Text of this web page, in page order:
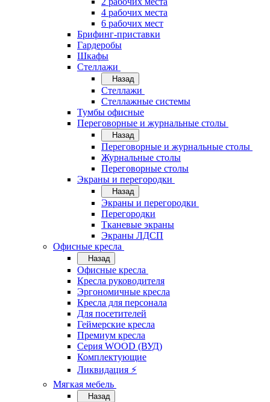
4 рабочих места
6 рабочих мест
Брифинг-приставки
Гардеробы
Шкафы
Стеллажи
Назад
Стеллажи
Стеллажные системы
Тумбы офисные
Переговорные и журнальные столы
Назад
Переговорные и журнальные столы
Журнальные столы
Переговорные столы
Экраны и перегородки
Назад
Экраны и перегородки
Перегородки
Тканевые экраны
Экраны ЛДСП
Офисные кресла
Назад
Офисные кресла
Кресла руководителя
Эргономичные кресла
Кресла для персонала
Для посетителей
Геймерские кресла
Премиум кресла
Серия WOOD (ВУД)
Комплектующие
Ликвидация ⚡
Мягкая мебель
Назад